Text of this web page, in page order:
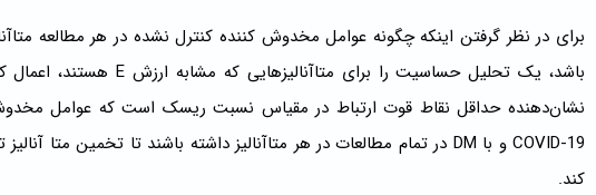
برای در نظر گرفتن اینکه چگونه عوامل مخدوش کننده کنترل نشده در هر مطالعه
نشان‌دهنده حداقل نقاط قوت ارتباط در مقیاس نسبت ریسک است که عوامل
کند.